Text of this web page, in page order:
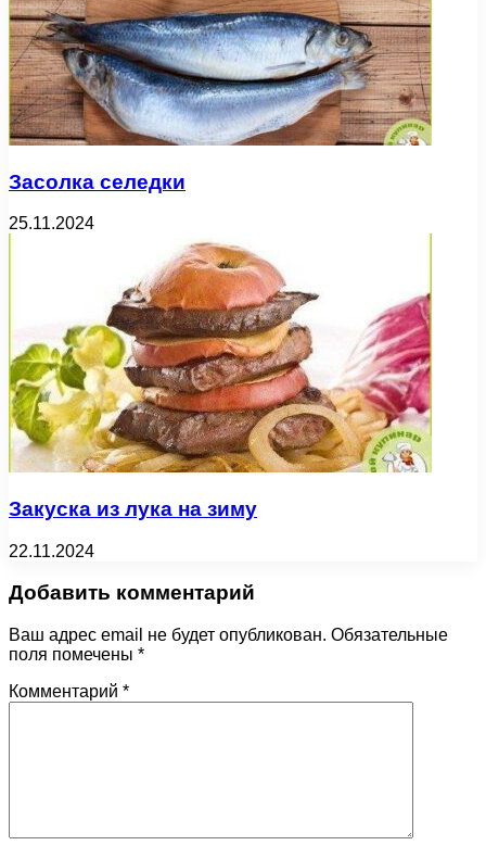
Засолка селедки
25.11.2024
Закуска из лука на зиму
22.11.2024
Добавить комментарий
Ваш адрес email не будет опубликован. Обязательные
поля помечены *
Комментарий *